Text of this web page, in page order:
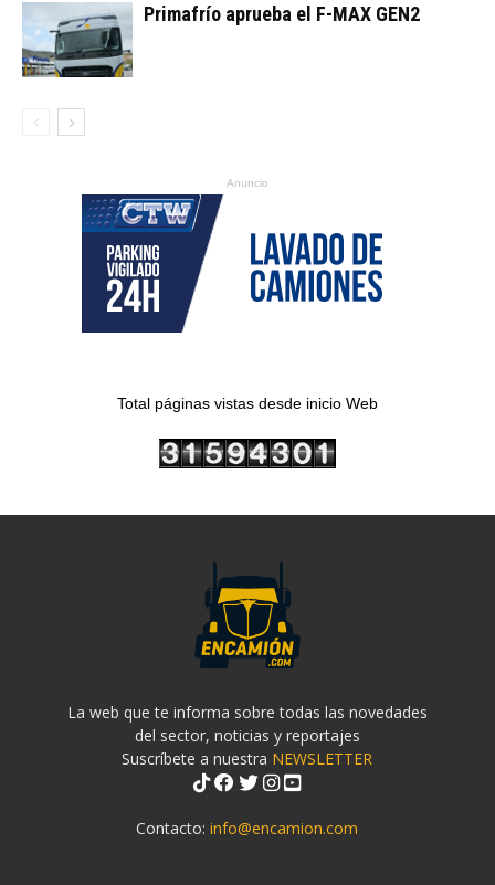
Primafrío aprueba el F-MAX GEN2
Anuncio
Total páginas vistas desde inicio Web
La web que te informa sobre todas las novedades
del sector, noticias y reportajes
Suscríbete a nuestra NEWSLETTER
Contacto:info@encamion.com